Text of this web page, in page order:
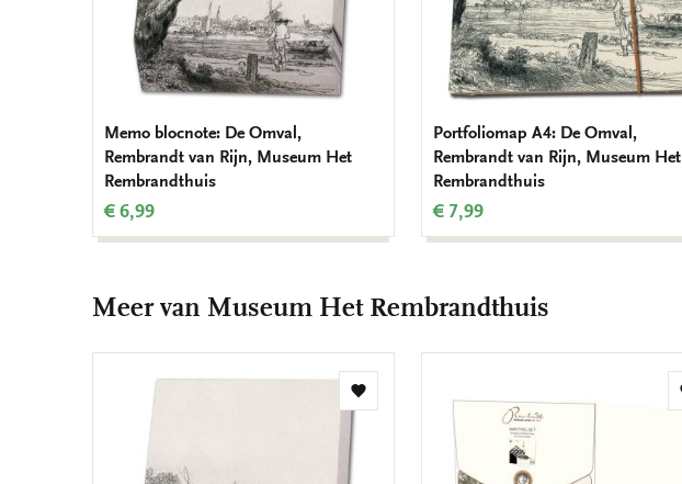
Memo blocnote: De Omval,
Rembrandt van Rijn, Museum Het
Rembrandthuis
€ 6,99
Portfoliomap A4: De Omval,
Rembrandt van Rijn, Museum Het
Rembrandthuis
€ 7,99
Meer van Museum Het Rembrandthuis
Toevoegen